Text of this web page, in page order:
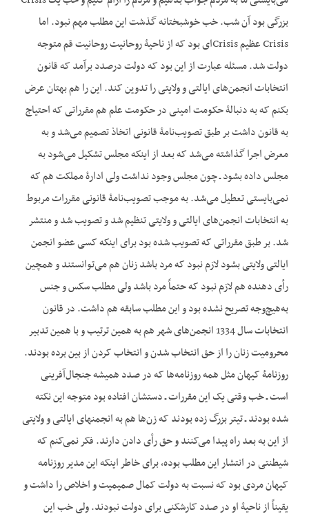
بزرگی بود آن شب. خب خوشبختانه گذشت این مطلب مهم نبود. اما
Crisis عظیم Crisisای بود که از ناحیۀ روحانیت روحانیت قم متوجه
دولت شد. مسئله عبارت از این بود که دولت درصدد برآمد که قانون
انتخابات انجمن‌های ایالتی و ولایتی را تدوین کند. این را هم بهتان عرض
بکنم که به دنبالۀ حکومت امینی در حکومت علم هم مقرراتی که احتیاج
به قانون داشت بر طبق تصویب‌نامۀ قانونی اتخاذ تصمیم می‌شد و به
معرض اجرا گذاشته می‌شد که بعد از این‏که مجلس تشکیل می‌شود به
مجلس داده بشود ـ چون مجلس وجود نداشت ولی ادارۀ مملکت هم که
نمی‌بایستی تعطیل می‌شد. به موجب تصویب‌نامۀ قانونی مقررات مربوط
به انتخابات انجمن‌های ایالتی و ولایتی تنظیم شد و تصویب شد و منتشر
شد. بر طبق مقرراتی که تصویب شده بود برای این‏که کسی عضو انجمن
ایالتی ولایتی بشود لازم نبود که مرد باشد زنان هم می‌توانستند و همچین
رأی دهنده هم لازم نبود که حتماً مرد باشد ولی مطلب سکس و جنس
به‌هیچ‌وجه تصریح نشده بود و این مطلب سابقه هم داشت. در قانون
انتخابات سال 1334 انجمن‌های شهر هم به همین ترتیب و با همین تدبیر
محرومیت زنان را از حق انتخاب شدن و انتخاب کردن از بین برده بودند.
روزنامۀ کیهان مثل همه روزنامه‌ها که در صدد همیشه جنجال‌آفرینی
است ـ خب وقتی یک این مقررات ـ دستشان افتاده بود متوجه این نکته
شده بودند ـ تیتر بزرگ زده بودند که زن‌ها هم به انجمن‏های ایالتی و ولایتی
از این به بعد راه پیدا می‌کنند و حق رأی دادن دارند. فکر نمی‌کنم که
شیطنتی در انتشار این مطلب بوده، برای خاطر این‏که این مدیر روزنامه
کیهان مردی بود که نسبت به دولت کمال صمیمیت و اخلاص را داشت و
یقیناً از ناحیۀ او در صدد کارشکنی برای دولت نبودند. ولی خب این